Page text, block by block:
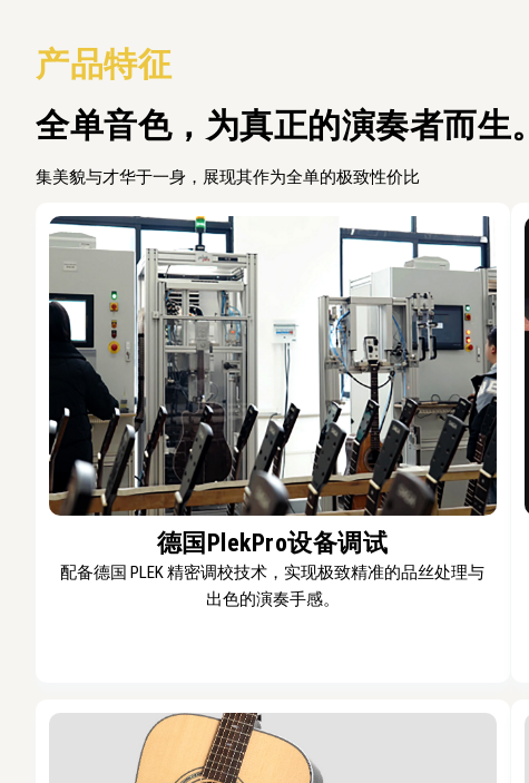
产品特征
全单音色，为真正的演奏者而生。
集美貌与才华于一身，展现其作为全单的极致性价比
德国PlekPro设备调试
配备德国 PLEK 精密调校技术，实现极致精准的品丝处理与
出色的演奏手感。